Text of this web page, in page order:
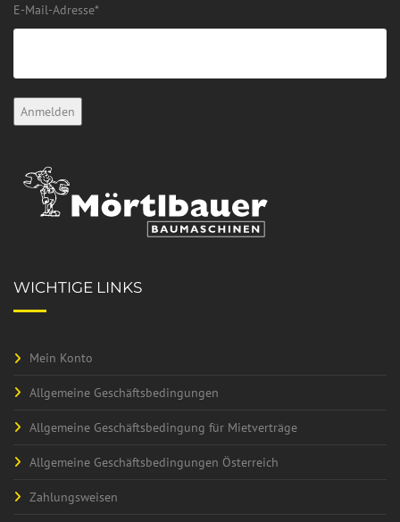
E-Mail-Adresse*
WICHTIGE LINKS
Mein Konto
Allgemeine Geschäftsbedingungen
Allgemeine Geschäftsbedingung für Mietverträge
Allgemeine Geschäftsbedingungen Österreich
Zahlungsweisen